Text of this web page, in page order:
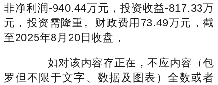
非净利润-940.44万元，投资收益-817.33万
元，投资需隆重。财政费用73.49万元，截
至2025年8月20日收盘，
如对该内容存正在，不应内容（包
罗但不限于文字、数据及图表）全数或者